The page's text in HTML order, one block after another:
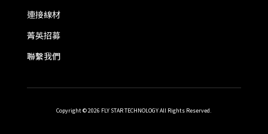
連接線材
菁英招募
聯繫我們
Copyright © 2026 FLY STAR TECHNOLOGY All Rights Reserved.